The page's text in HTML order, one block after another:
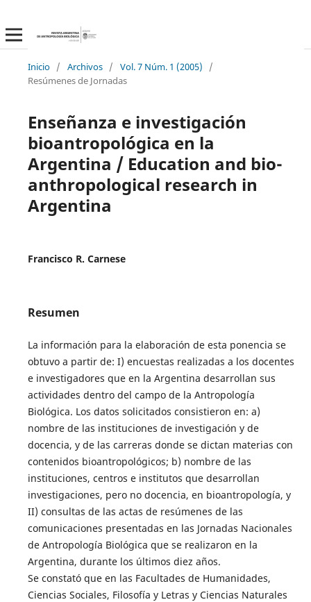
Inicio / Archivos / Vol. 7 Núm. 1 (2005)
/
Resúmenes de Jornadas
Enseñanza e investigación
bioantropológica en la
Argentina / Education and bio-
anthropological research in
Argentina
Francisco R. Carnese
Resumen
La información para la elaboración de esta ponencia se
obtuvo a partir de: I) encuestas realizadas a los docentes
e investigadores que en la Argentina desarrollan sus
actividades dentro del campo de la Antropología
Biológica. Los datos solicitados consistieron en: a)
nombre de las instituciones de investigación y de
docencia, y de las carreras donde se dictan materias con
contenidos bioantropológicos; b) nombre de las
instituciones, centros e institutos que desarrollan
investigaciones, pero no docencia, en bioantropología, y
II) consultas de las actas de resúmenes de las
comunicaciones presentadas en las Jornadas Nacionales
de Antropología Biológica que se realizaron en la
Argentina, durante los últimos diez años.
Se constató que en las Facultades de Humanidades,
Ciencias Sociales, Filosofía y Letras y Ciencias Naturales